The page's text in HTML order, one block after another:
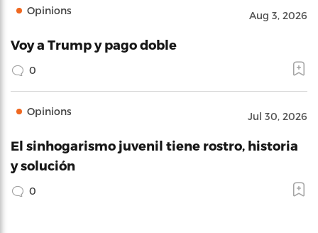
Opinions Aug 3, 2026
Voy a Trump y pago doble
0
Opinions Jul 30, 2026
El sinhogarismo juvenil tiene rostro, historia
y solución
0